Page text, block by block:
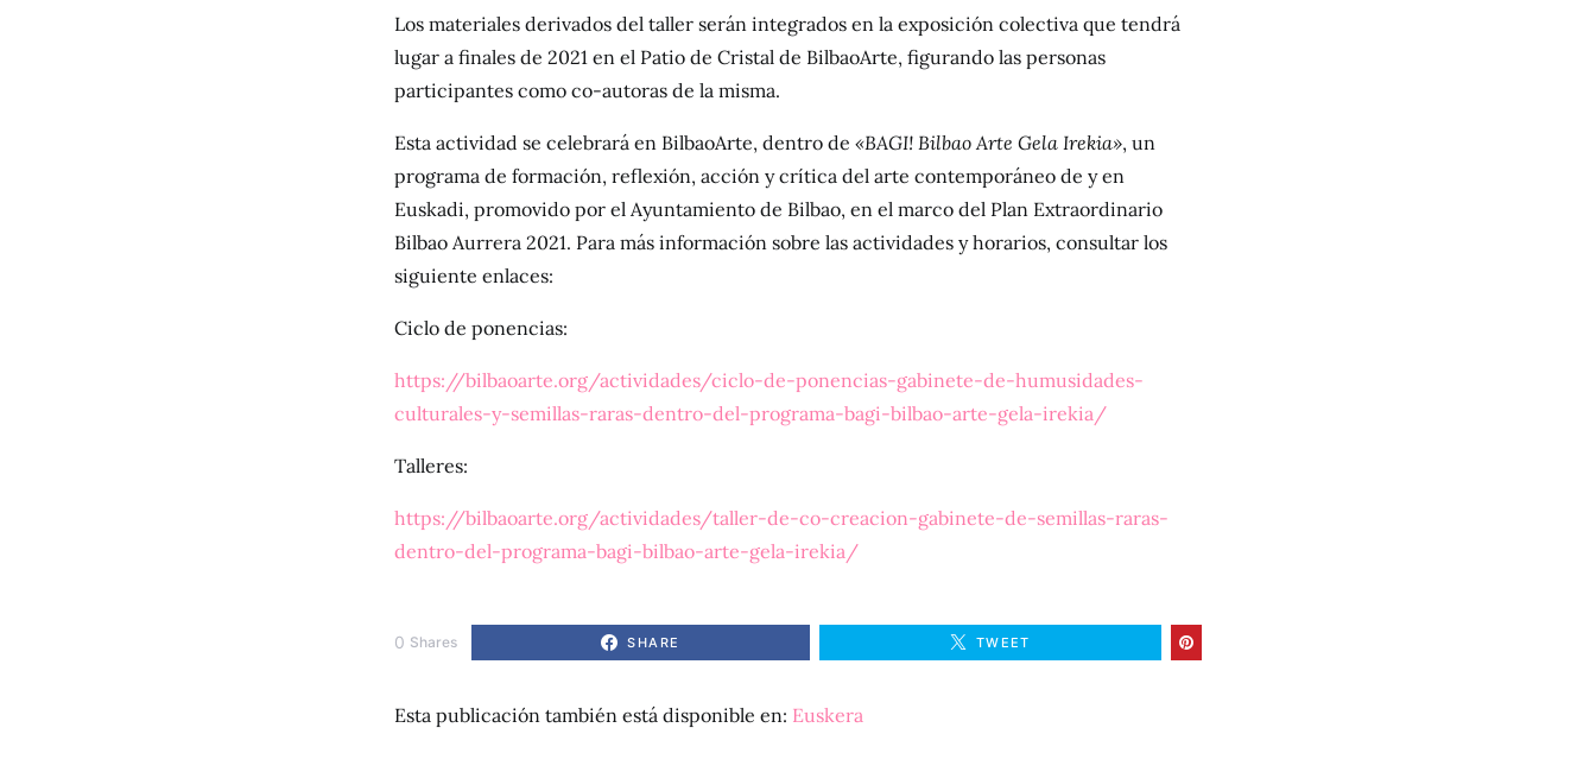
Los materiales derivados del taller serán integrados en la exposición colectiva que tendrá
lugar a finales de 2021 en el Patio de Cristal de BilbaoArte, figurando las personas
participantes como co-autoras de la misma.
Esta actividad se celebrará en BilbaoArte, dentro de «BAGI! Bilbao Arte Gela Irekia», un
programa de formación, reflexión, acción y crítica del arte contemporáneo de y en
Euskadi, promovido por el Ayuntamiento de Bilbao, en el marco del Plan Extraordinario
Bilbao Aurrera 2021. Para más información sobre las actividades y horarios, consultar los
siguiente enlaces:
Ciclo de ponencias:
https://bilbaoarte.org/actividades/ciclo-de-ponencias-gabinete-de-humusidades-
culturales-y-semillas-raras-dentro-del-programa-bagi-bilbao-arte-gela-irekia/
Talleres:
https://bilbaoarte.org/actividades/taller-de-co-creacion-gabinete-de-semillas-raras-
dentro-del-programa-bagi-bilbao-arte-gela-irekia/
0 Shares SHARE TWEET
Esta publicación también está disponible en: Euskera